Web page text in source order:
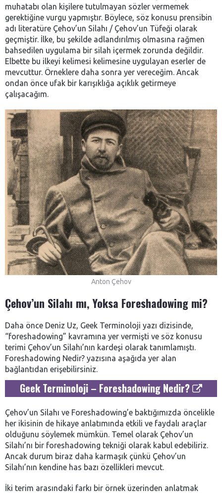
muhatabı olan kişilere tutulmayan sözler vermemek
gerektiğine vurgu yapmıştır. Böylece, söz konusu prensibin
adı literatüre Çehov’un Silahı / Çehov’un Tüfeği olarak
geçmiştir. İlke, bu şekilde adlandırılmış olmasına rağmen
bahsedilen uygulama bir silah içermek zorunda değildir.
Elbette bu ilkeyi kelimesi kelimesine uygulayan eserler de
mevcuttur. Örneklere daha sonra yer vereceğim. Ancak
ondan önce ufak bir karışıklığa açıklık getirmeye
çalışacağım.
Anton Çehov
Çehov’un Silahı mı, Yoksa Foreshadowing mi?
Daha önce Deniz Uz, Geek Terminoloji yazı dizisinde,
“foreshadowing” kavramına yer vermişti ve söz konusu
terimi Çehov’un Silahı’nın kardeşi olarak tanımlamıştı.
Foreshadowing Nedir? yazısına aşağıda yer alan
bağlantıdan erişebilirsiniz.
Geek Terminoloji – Foreshadowing Nedir?
Çehov’un Silahı ve Foreshadowing’e baktığımızda öncelikle
her ikisinin de hikaye anlatımında etkili ve faydalı araçlar
olduğunu söylemek mümkün. Temel olarak Çehov’un
Silahı’nı bir foreshadowing tekniği olarak kabul edebiliriz.
Ancak durum biraz daha karmaşık çünkü Çehov’un
Silahı’nın kendine has bazı özellikleri mevcut.
İki terim arasındaki farkı bir örnek üzerinden anlatmak